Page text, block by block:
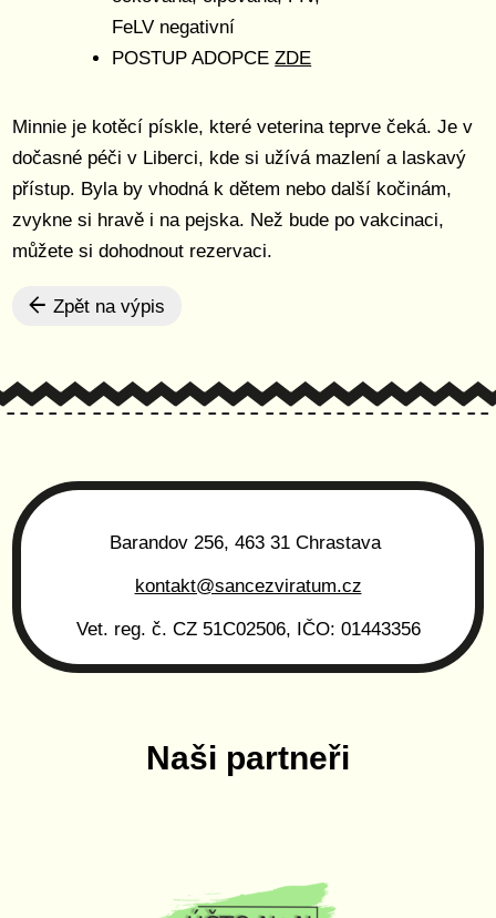
Minnie je kotěcí pískle, které veterina teprve čeká. Je v
dočasné péči v Liberci, kde si užívá mazlení a laskavý
přístup. Byla by vhodná k dětem nebo další kočinám,
zvykne si hravě i na pejska. Než bude po vakcinaci,
můžete si dohodnout rezervaci.
Zpět na výpis
FeLV negativní
POSTUP ADOPCEZDE
Barandov 256, 463 31 Chrastava
kontakt@sancezviratum.cz
Vet. reg. č. CZ 51C02506, IČO: 01443356
Naši partneři